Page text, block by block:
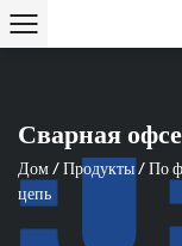
Сварная
Дом / Продукты / По
цепь